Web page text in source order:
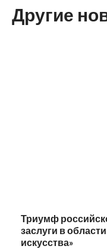
Другие
Триумф
заслуги в
искусства»